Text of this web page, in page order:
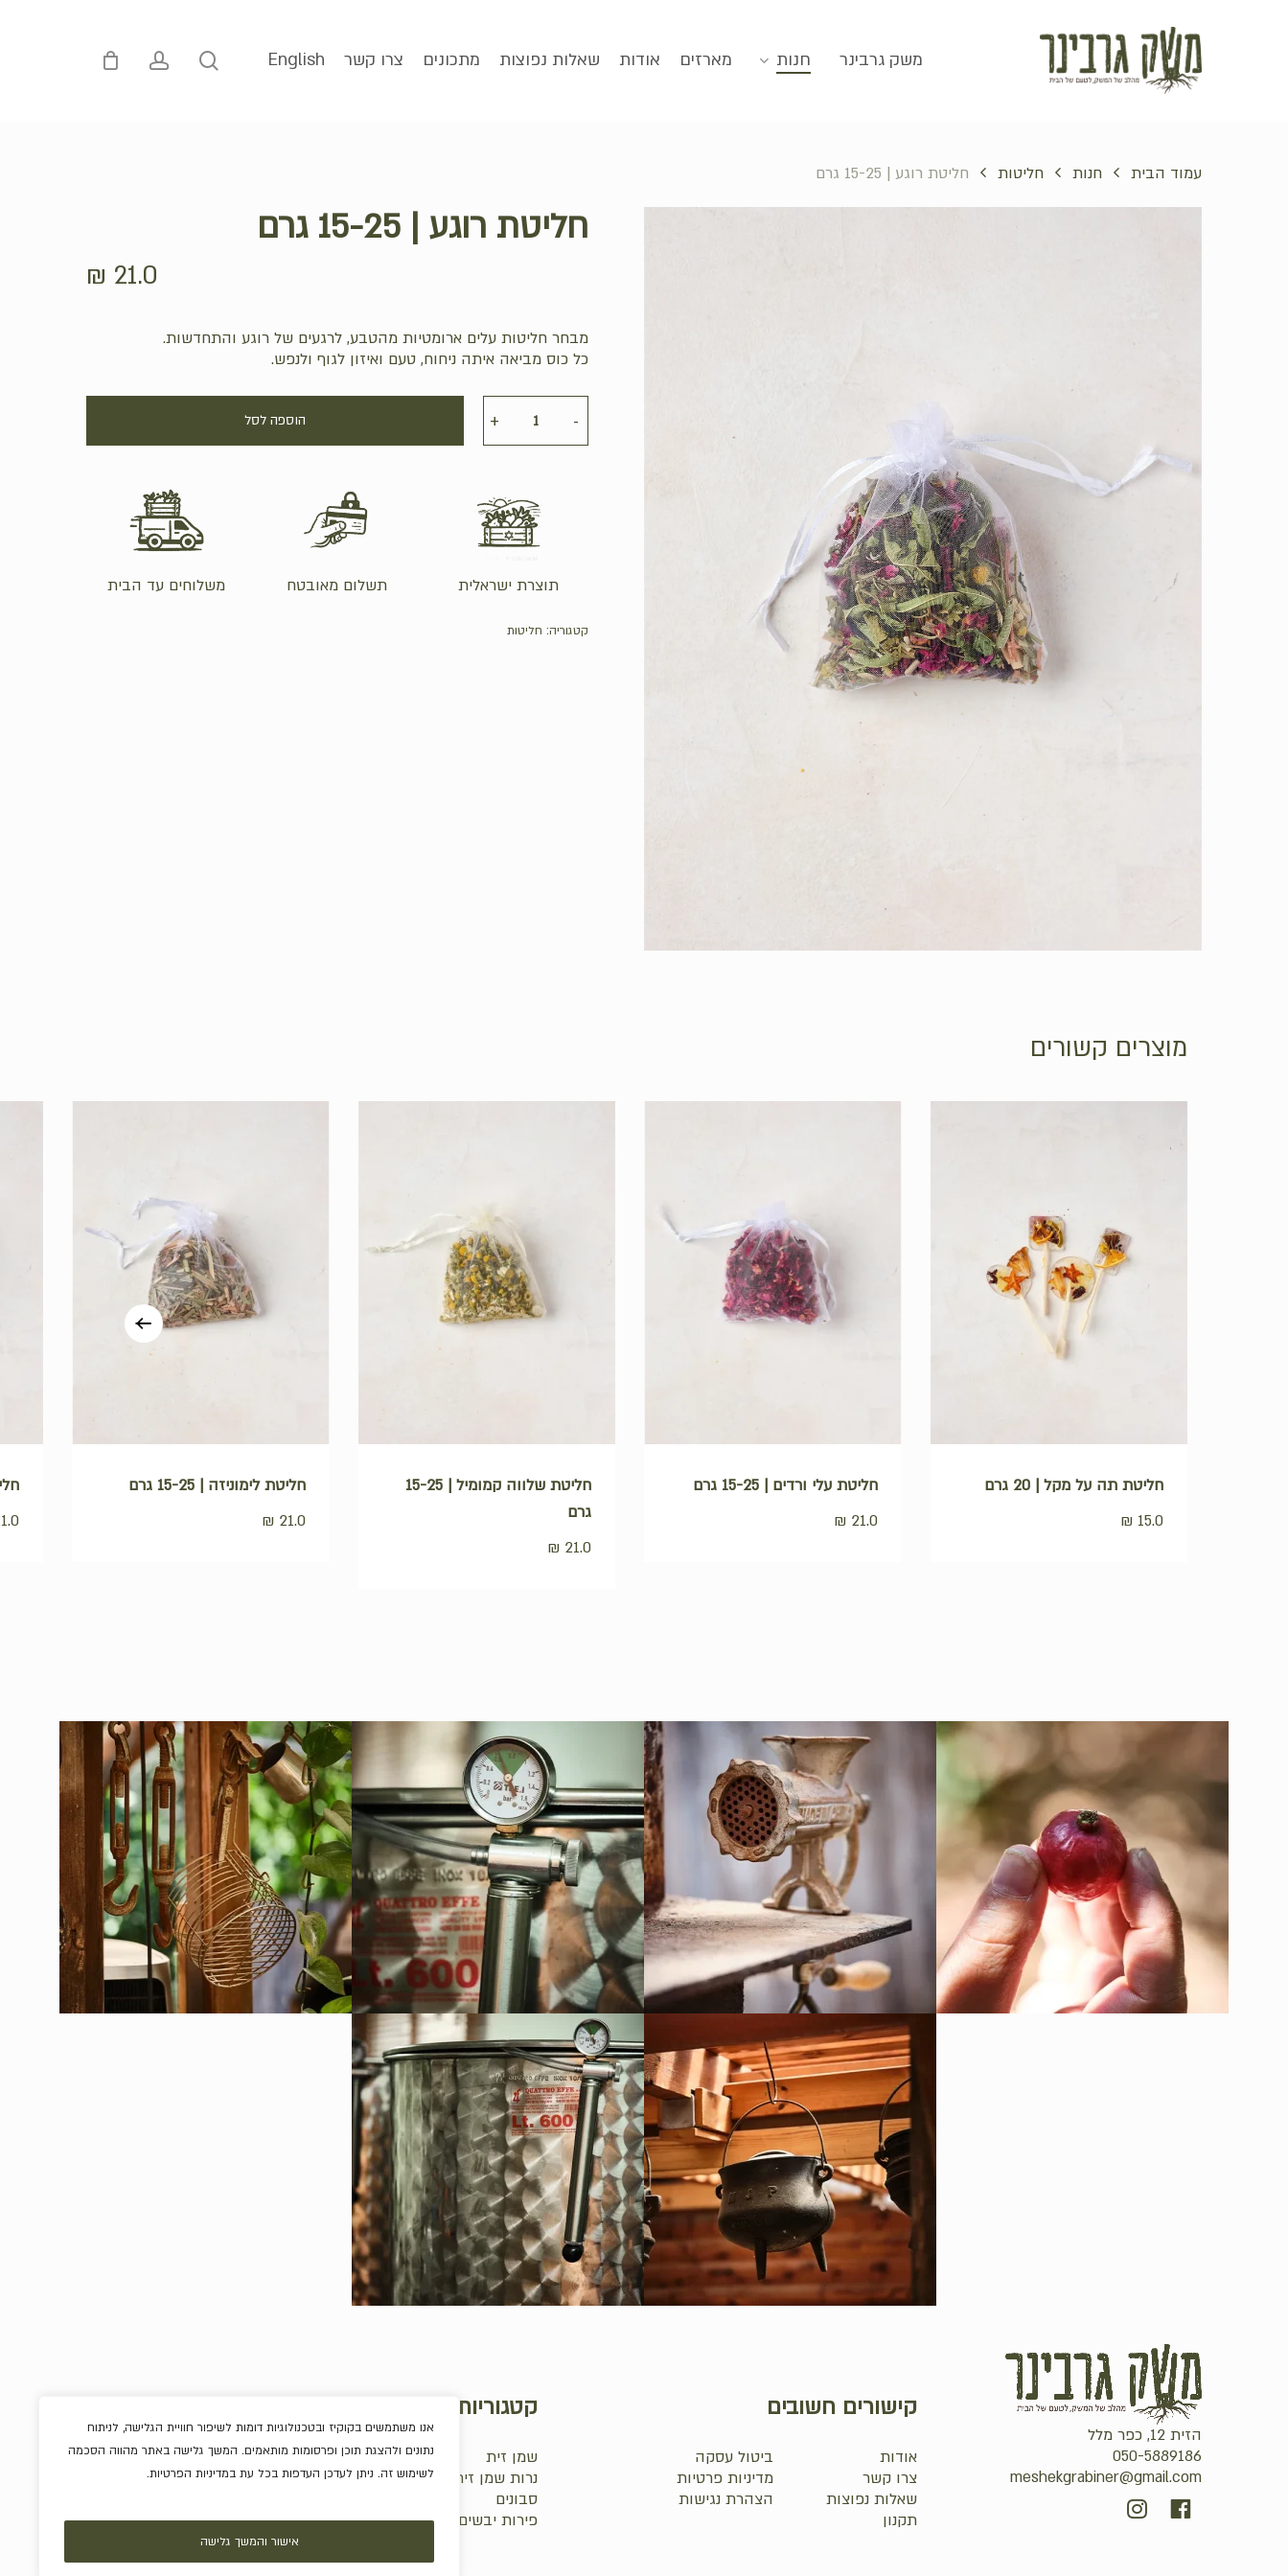
אנו משתמשים בקוקיז ובטכנולוגיות דומות לשיפור חוויית הגלישה, לניתוח
נתונים ולהצגת תוכן ופרסומות מותאמים. המשך גלישה באתר מהווה הסכמה
לשימוש זה. ניתן לעדכן העדפות בכל עת במדיניות הפרטיות.
אישור והמשך גלישה
Hit enter to search or ESC to close
משק גרבינר חנות מארזים אודות שאלות נפוצות מתכונים צרו קשר English
search
account סל קניות
אין מוצרים בסל הקניות.
לחנות
סכום ביניים: ₪0.0
עמוד הבית חנות חליטות חליטת רוגע | 15-25 גרם
חליטת רוגע | 15-25 גרם
₪ 21.0
מבחר חליטות עלים ארומטיות מהטבע, לרגעים של רוגע והתחדשות.
כל כוס מביאה איתה ניחוח, טעם ואיזון לגוף ולנפש.
הוספה לסל
משלוחים עד הבית תשלום מאובטח תוצרת ישראלית
קטגוריה: חליטות
מוצרים קשורים
חליטת תה על מקל | 20 גרם
₪ 15.0
חליטת עלי ורדים | 15-25 גרם
₪ 21.0
חליטת שלווה קמומיל | 15-25
גרם
₪ 21.0
חליטת לימוניזה | 15-25 גרם
₪ 21.0
קטגוריות
שמן זית
נרות שמן זית
סבונים
פירות יבשים
ריבות וממרחים
שוקולדים
מארזים
קישורים חשובים
אודות
צרו קשר
שאלות נפוצות
תקנון
ביטול עסקה
מדיניות פרטיות
הצהרת נגישות
הזית 12, כפר מלל
050-5889186
meshekgrabiner@gmail.com